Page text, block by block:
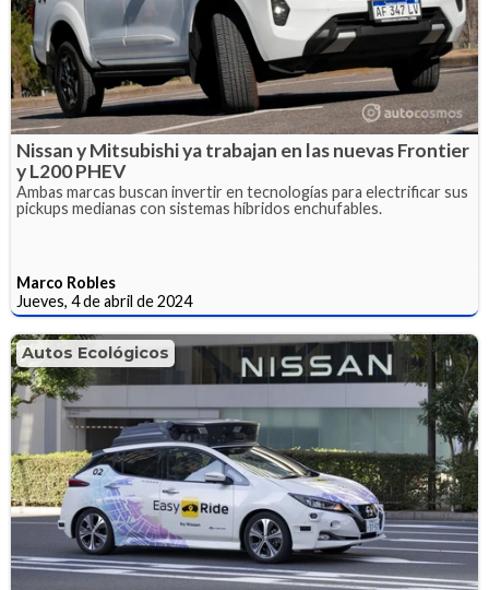
Nissan y Mitsubishi ya trabajan en las nuevas Frontier
y L200 PHEV
Ambas marcas buscan invertir en tecnologías para electrificar sus
pickups medianas con sistemas híbridos enchufables.
Marco Robles
Jueves, 4 de abril de 2024
Autos Ecológicos